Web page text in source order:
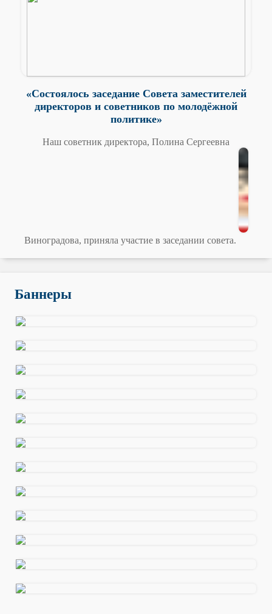
«Состоялось заседание Совета заместителей
директоров и советников по молодёжной
политике»
Наш советник директора, Полина Сергеевна
Виноградова, приняла участие в заседании совета.
Баннеры